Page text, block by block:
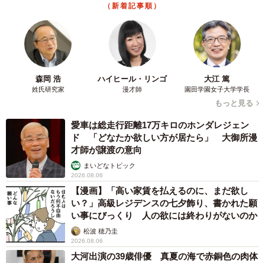
（新着記事順）
森岡 浩
姓氏研究家
ハイヒール・リンゴ
漫才師
大江 篤
園田学園女子大学学長
もっと見る
愛車は総走行距離17万キロのホンダレジェン
ド 「どなたか欲しい方が居たら」 大御所漫
才師が譲渡の意向
まいどなトピック
2026.08.06
【漫画】「高い家賃を払えるのに、まだ欲し
い？」高級レジデンスの七夕飾り、書かれた願
い事にびっくり 人の欲には終わりがないのか
松波 穂乃圭
2026.08.06
大河出演の39歳俳優 真夏の海で赤銅色の肉体